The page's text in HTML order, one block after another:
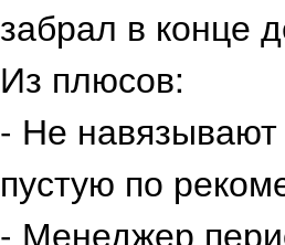
забрал в конце
Из плюсов:
- Не
пустую по
- Менеджер